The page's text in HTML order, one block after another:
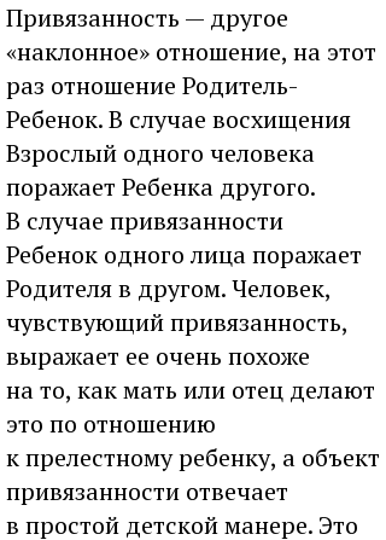
Привязанность — другое
«наклонное» отношение, на этот
раз отношение Родитель-
Ребенок. В случае восхищения
Взрослый одного человека
поражает Ребенка другого.
В случае привязанности
Ребенок одного лица поражает
Родителя в другом. Человек,
чувствующий привязанность,
выражает ее очень похоже
на то, как мать или отец делают
это по отношению
к прелестному ребенку, а объект
привязанности отвечает
в простой детской манере. Это